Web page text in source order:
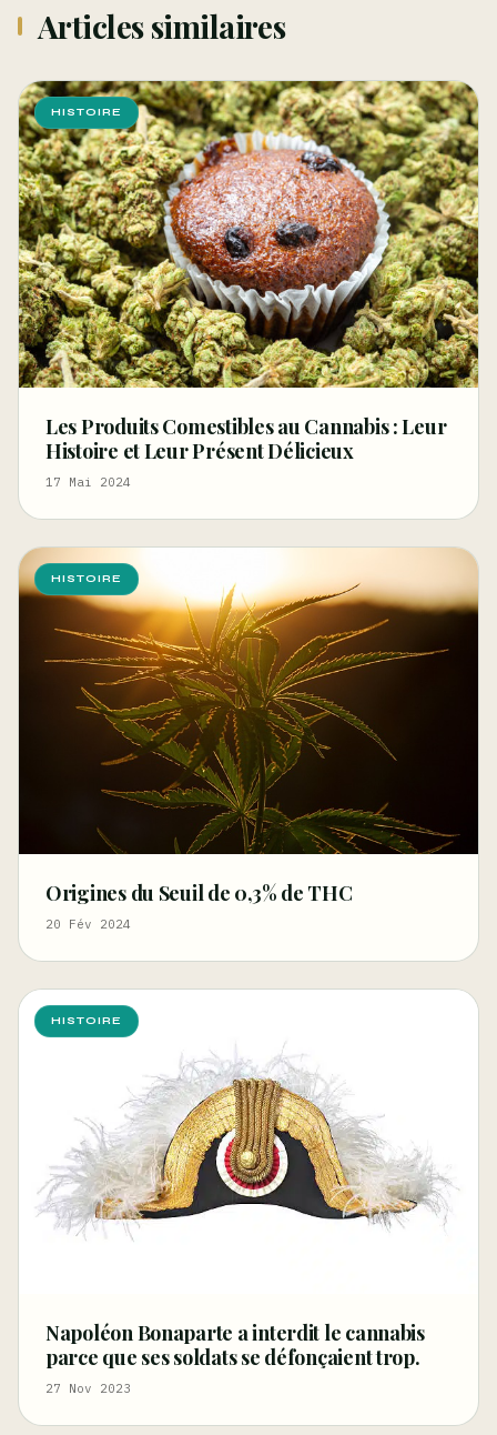
Articles similaires
HISTOIRE
Les Produits Comestibles au Cannabis : Leur
Histoire et Leur Présent Délicieux
17 Mai 2024
HISTOIRE
Origines du Seuil de 0,3% de THC
20 Fév 2024
HISTOIRE
Napoléon Bonaparte a interdit le cannabis
parce que ses soldats se défonçaient trop.
27 Nov 2023